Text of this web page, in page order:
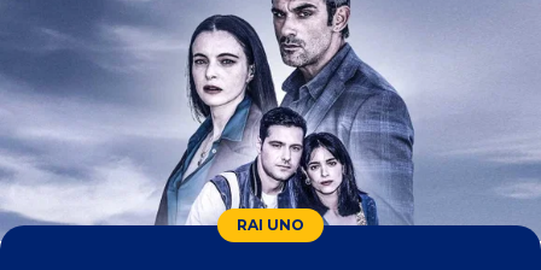
RAI UNO